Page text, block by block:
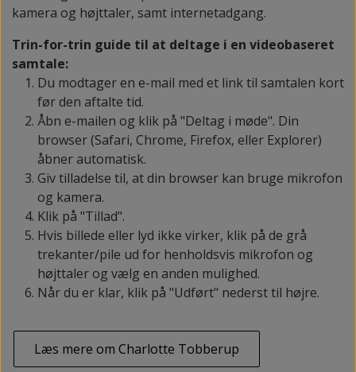
kamera og højttaler, samt internetadgang.
Trin-for-trin guide til at deltage i en videobaseret
samtale:
Du modtager en e-mail med et link til samtalen kort
før den aftalte tid.
Åbn e-mailen og klik på "Deltag i møde". Din
browser (Safari, Chrome, Firefox, eller Explorer)
åbner automatisk.
Giv tilladelse til, at din browser kan bruge mikrofon
og kamera.
Klik på "Tillad".
Hvis billede eller lyd ikke virker, klik på de grå
trekanter/pile ud for henholdsvis mikrofon og
højttaler og vælg en anden mulighed.
Når du er klar, klik på "Udført" nederst til højre.
Læs mere om Charlotte Tobberup